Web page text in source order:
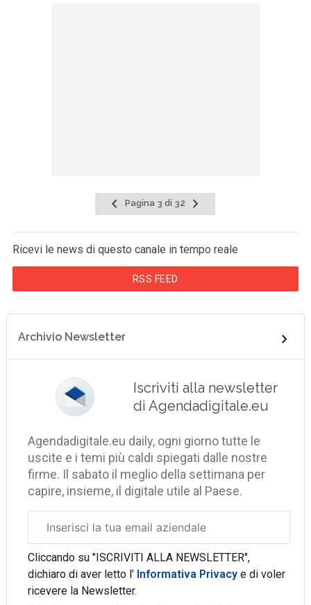
Pagina 3 di 32
Ricevi le news di questo canale in tempo reale
RSS FEED
Archivio Newsletter
Iscriviti alla newsletter
di Agendadigitale.eu
Agendadigitale.eu daily, ogni giorno tutte le
uscite e i temi più caldi spiegati dalle nostre
firme. Il sabato il meglio della settimana per
capire, insieme, il digitale utile al Paese.
aziendale
Cliccando su "ISCRIVITI ALLA NEWSLETTER",
dichiaro di aver letto l' Informativa Privacye di voler
ricevere la Newsletter.